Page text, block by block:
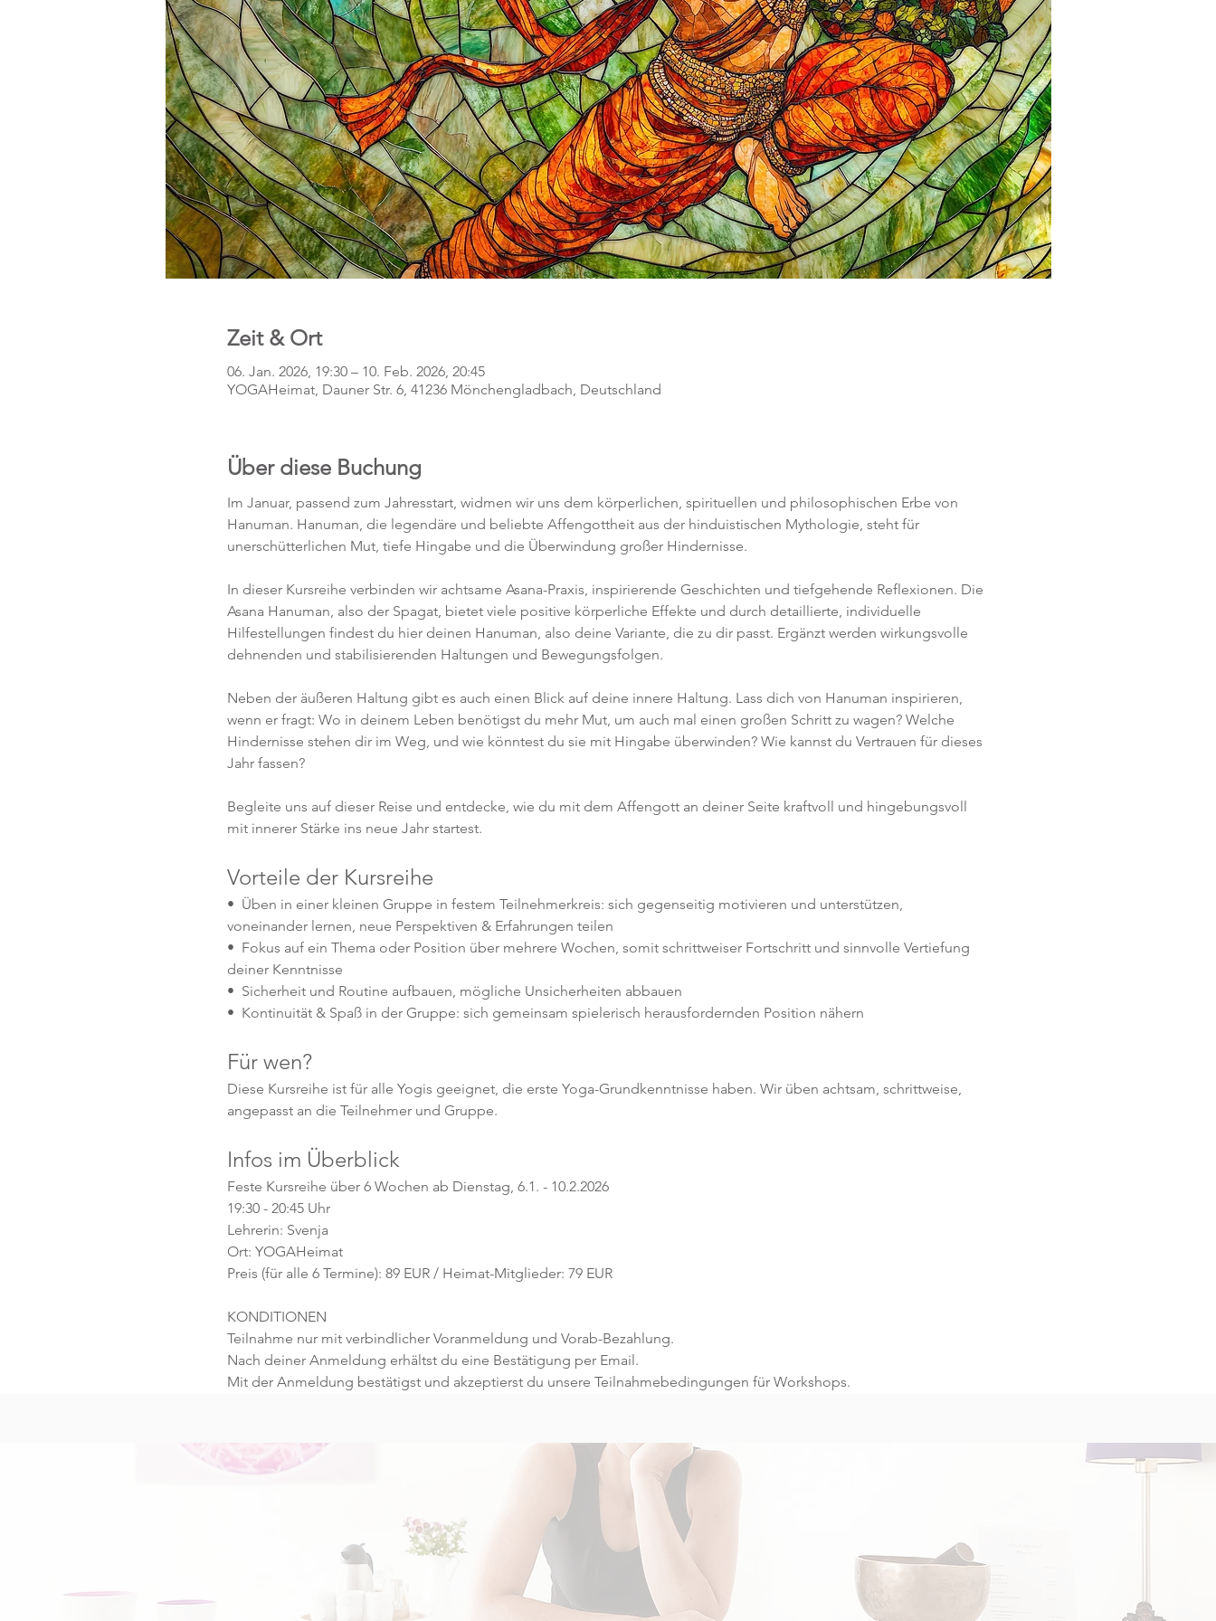
Zeit & Ort
06. Jan. 2026, 19:30 – 10. Feb. 2026, 20:45
YOGAHeimat, Dauner Str. 6, 41236 Mönchengladbach, Deutschland
Über diese Buchung
Im Januar, passend zum Jahresstart, widmen wir uns dem körperlichen, spirituellen und philosophischen Erbe von
Hanuman. Hanuman, die legendäre und beliebte Affengottheit aus der hinduistischen Mythologie, steht für
unerschütterlichen Mut, tiefe Hingabe und die Überwindung großer Hindernisse.
In dieser Kursreihe verbinden wir achtsame Asana-Praxis, inspirierende Geschichten und tiefgehende Reflexionen. Die
Asana Hanuman, also der Spagat, bietet viele positive körperliche Effekte und durch detaillierte, individuelle
Hilfestellungen findest du hier deinen Hanuman, also deine Variante, die zu dir passt. Ergänzt werden wirkungsvolle
dehnenden und stabilisierenden Haltungen und Bewegungsfolgen.
Neben der äußeren Haltung gibt es auch einen Blick auf deine innere Haltung. Lass dich von Hanuman inspirieren,
wenn er fragt: Wo in deinem Leben benötigst du mehr Mut, um auch mal einen großen Schritt zu wagen? Welche
Hindernisse stehen dir im Weg, und wie könntest du sie mit Hingabe überwinden? Wie kannst du Vertrauen für dieses
Jahr fassen?
Begleite uns auf dieser Reise und entdecke, wie du mit dem Affengott an deiner Seite kraftvoll und hingebungsvoll
mit innerer Stärke ins neue Jahr startest.
Vorteile der Kursreihe
•  Üben in einer kleinen Gruppe in festem Teilnehmerkreis: sich gegenseitig motivieren und unterstützen,
voneinander lernen, neue Perspektiven & Erfahrungen teilen
•  Fokus auf ein Thema oder Position über mehrere Wochen, somit schrittweiser Fortschritt und sinnvolle Vertiefung
deiner Kenntnisse
•  Sicherheit und Routine aufbauen, mögliche Unsicherheiten abbauen
•  Kontinuität & Spaß in der Gruppe: sich gemeinsam spielerisch herausfordernden Position nähern
Für wen?
Diese Kursreihe ist für alle Yogis geeignet, die erste Yoga-Grundkenntnisse haben. Wir üben achtsam, schrittweise,
angepasst an die Teilnehmer und Gruppe.
Infos im Überblick
Feste Kursreihe über 6 Wochen ab Dienstag, 6.1. - 10.2.2026
19:30 - 20:45 Uhr
Lehrerin: Svenja
Ort: YOGAHeimat
Preis (für alle 6 Termine): 89 EUR / Heimat-Mitglieder: 79 EUR
KONDITIONEN
Teilnahme nur mit verbindlicher Voranmeldung und Vorab-Bezahlung.
Nach deiner Anmeldung erhältst du eine Bestätigung per Email.
Mit der Anmeldung bestätigst und akzeptierst du unsere Teilnahmebedingungen für Workshops.